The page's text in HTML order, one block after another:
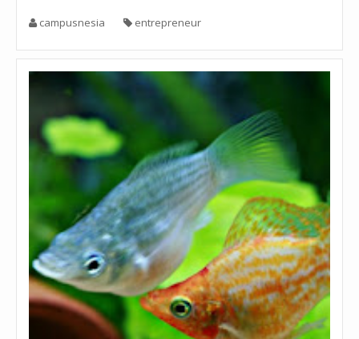
campusnesia entrepreneur